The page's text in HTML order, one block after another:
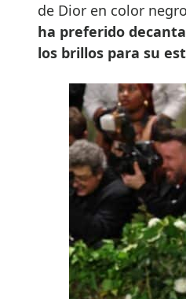
de Dior en color
ha preferido
los brillos para su